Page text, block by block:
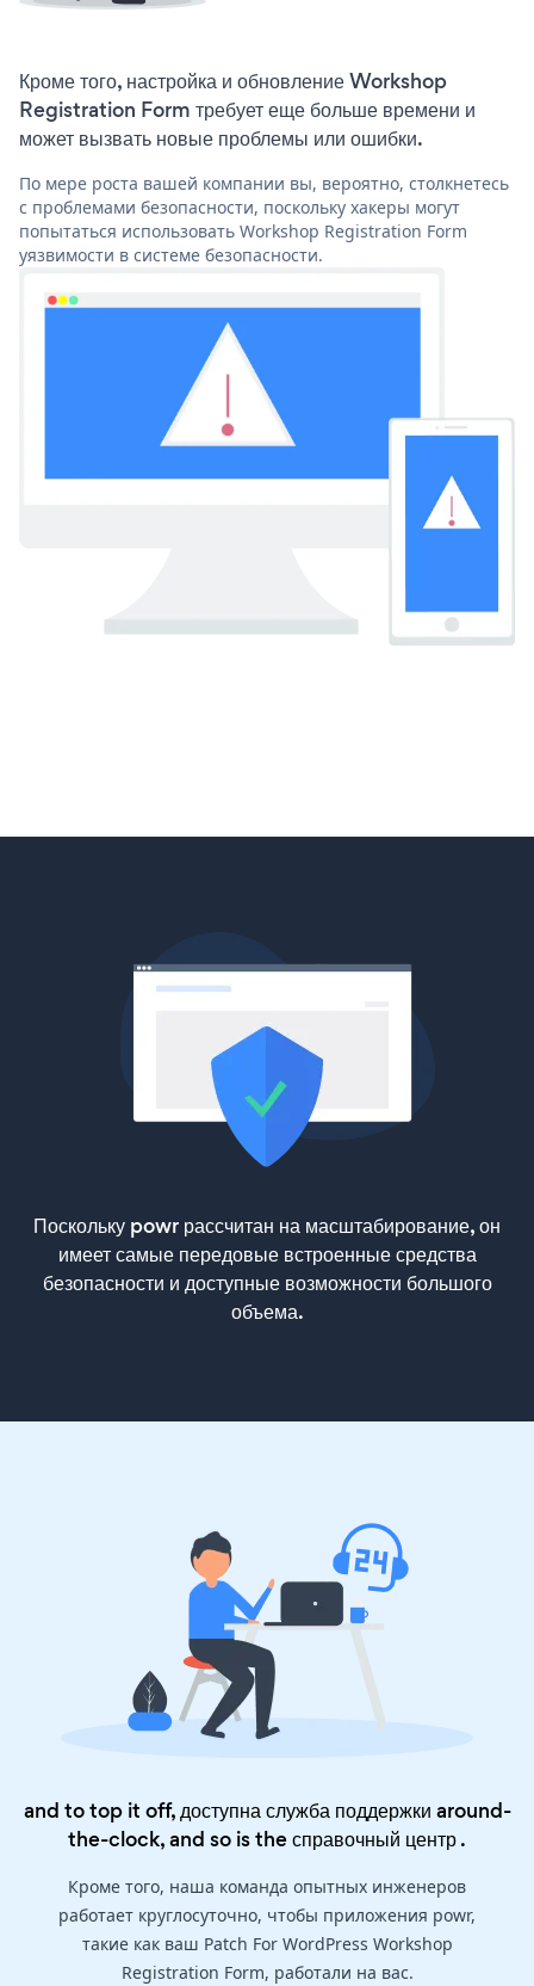
Кроме того, настройка и обновление Workshop
Registration Form требует еще больше времени и
может вызвать новые проблемы или ошибки.
По мере роста вашей компании вы, вероятно, столкнетесь
с проблемами безопасности, поскольку хакеры могут
попытаться использовать Workshop Registration Form
уязвимости в системе безопасности.
Поскольку powr рассчитан на масштабирование, он
имеет самые передовые встроенные средства
безопасности и доступные возможности большого
объема.
and to top it off, доступна служба поддержки around-
the-clock, and so is theсправочный центр.
Кроме того, наша команда опытных инженеров
работает круглосуточно, чтобы приложения powr,
такие как ваш Patch For WordPress Workshop
Registration Form, работали на вас.